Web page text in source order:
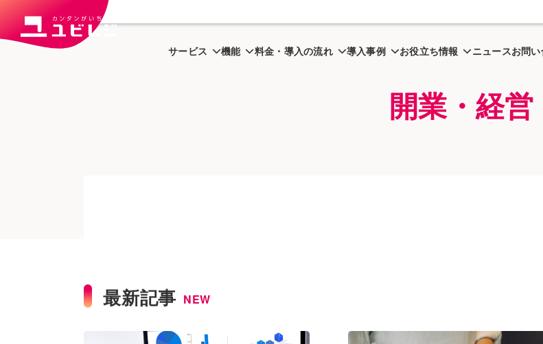
サービス 機能 料金・導入の流れ 導入事例 お役立ち情報 ニュースお問
トップ ユビはっく 開業・経営
開業・経営
最新記事 NEW